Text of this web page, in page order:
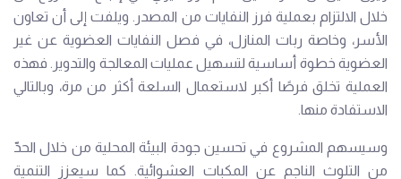
خلال الالتزام بعملية فرز النفايات من المصدر. ويلفت إلى أن تعاون
الأسر، وخاصة ربات المنازل، في فصل النفايات العضوية عن غير
العضوية خطوة أساسية لتسهيل عمليات المعالجة والتدوير. فهذه
العملية تخلق فرصًا أكبر لاستعمال السلعة أكثر من مرة، وبالتالي
الاستفادة منها.
وسيسهم المشروع في تحسين جودة البيئة المحلية من خلال الحدّ
من التلوث الناجم عن المكبات العشوائية. كما سيعزز التنمية